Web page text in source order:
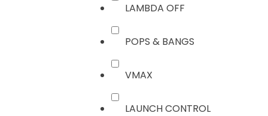
LAMBDA OFF
POPS & BANGS
VMAX
LAUNCH CONTROL